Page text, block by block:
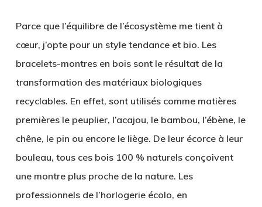
Parce que l’équilibre de l’écosystème me tient à
cœur, j’opte pour un style tendance et bio. Les
bracelets-montres en bois sont le résultat de la
transformation des matériaux biologiques
recyclables. En effet, sont utilisés comme matières
premières le peuplier, l’acajou, le bambou, l’ébène, le
chêne, le pin ou encore le liège. De leur écorce à leur
bouleau, tous ces bois 100 % naturels conçoivent
une montre plus proche de la nature. Les
professionnels de l’horlogerie écolo, en